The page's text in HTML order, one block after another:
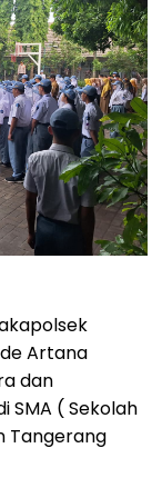
Artana
dan
SMA ( Sekolah
Tangerang